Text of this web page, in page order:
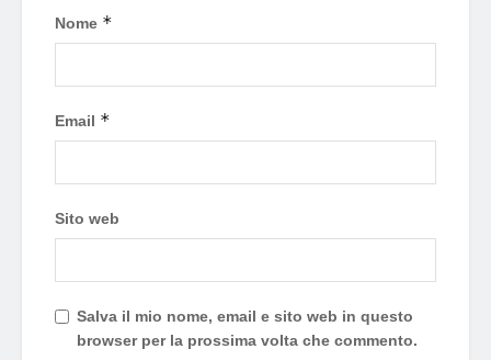
Nome *
Email *
Sito web
Salva il mio nome, email e sito web in questo
browser per la prossima volta che commento.